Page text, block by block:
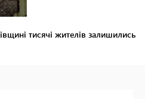
тисячі жителів залишились